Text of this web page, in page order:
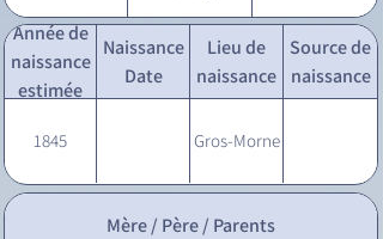
Année de
naissance
estimée
Naissance
Date
Lieu de
naissance
Source de
naissance
1845 Gros-Morne
Mère / Père / Parents